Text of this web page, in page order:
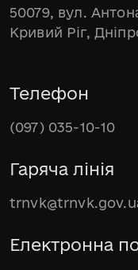
50079, вул.
Кривий Ріг,
Телефон
(097) 035-10-10
Гаряча лінія
Електронна